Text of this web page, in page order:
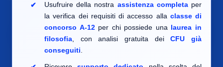
Usufruire della nostra assistenza completaper
la verifica dei requisiti di accesso alla classe di
concorso A-12per chi possiede una laurea in
filosofia , con analisi gratuita deiCFU già
conseguiti